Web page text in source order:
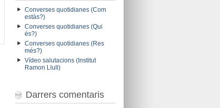
Converses quotidianes (Com
estàs?)
Converses quotidianes (Qui
és?)
Converses quotidianes (Res
més?)
Vídeo salutacions (Institut
Ramon Llull)
Darrers comentaris